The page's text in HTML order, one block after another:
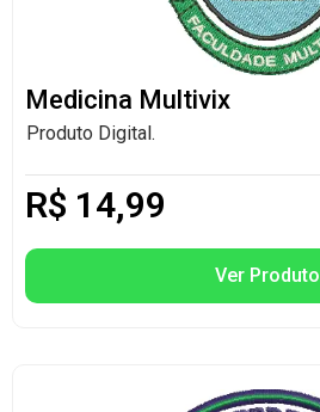
Medicina Multivix
Produto Digital.
R$ 14,99
Ver Produto